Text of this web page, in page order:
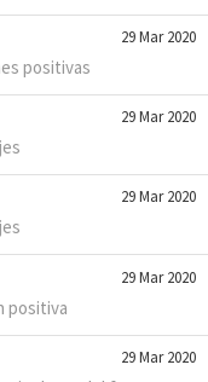
29 Mar 2020
positivas
29 Mar 2020
29 Mar 2020
29 Mar 2020
positiva
29 Mar 2020